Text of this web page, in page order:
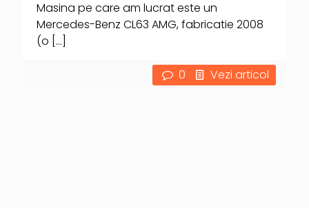
Masina pe care am lucrat este un
Mercedes-Benz CL63 AMG, fabricatie 2008
(o […]
0 Vezi articol